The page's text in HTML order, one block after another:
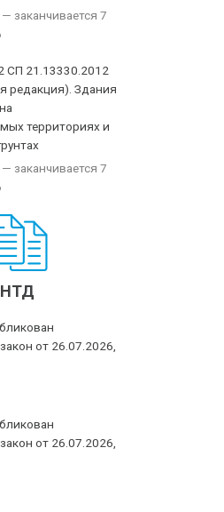
— заканчивается 7
СП 21.13330.2012
редакция). Здания
территориях и
— заканчивается 7
НТД
от 26.07.2026,
от 26.07.2026,